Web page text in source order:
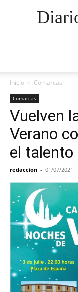
Inicio Comarcas
Comarcas
Vuelven
Verano
el talento
redaccion - 01/07/2021